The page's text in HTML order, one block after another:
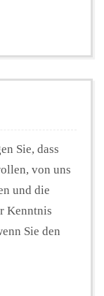
Sie, dass
von uns
und die
Kenntnis
Sie den